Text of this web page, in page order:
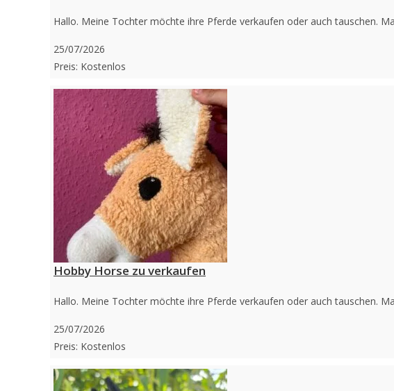
Hallo. Meine Tochter möchte ihre Pferde verkaufen oder auch tauschen.
25/07/2026
Preis: Kostenlos
Hobby Horse zu verkaufen
Hallo. Meine Tochter möchte ihre Pferde verkaufen oder auch tauschen.
25/07/2026
Preis: Kostenlos